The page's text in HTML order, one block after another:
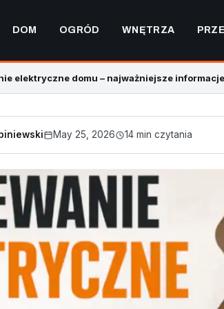
DOM OGRÓD WNĘTRZA
elektryczne domu – najważniejsze informacje
May 25, 2026 14 min czytania